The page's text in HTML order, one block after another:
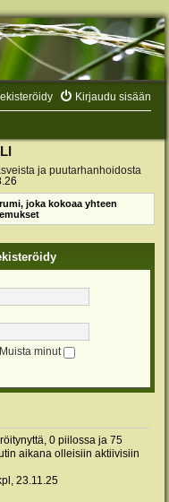
Kirjaudu sisään
ja puutarhanhoidosta
joka kokoaa yhteen
Muista minut
0 piilossa ja 75
aikana olleisiin aktiivisiin
23.11.25